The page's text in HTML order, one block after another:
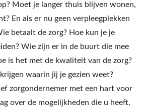
Moet je langer thuis blijven wonen,
En als er nu geen verpleegplekken
betaalt de zorg? Hoe kun je je
Wie zijn er in de buurt die mee
is het met de kwaliteit van de zorg?
waarin jij je gezien weet?
zorgondernemer met een hart voor
over de mogelijkheden die u heeft,